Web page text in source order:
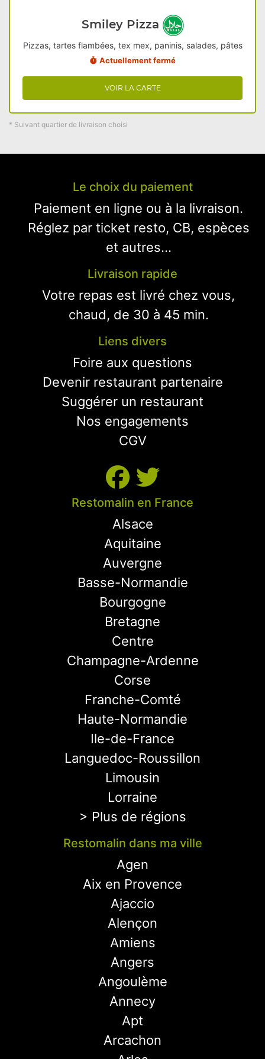
Smiley Pizza
Pizzas, tartes flambées, tex mex, paninis, salades, pâtes
Actuellement fermé
VOIR LA CARTE
* Suivant quartier de livraison choisi
Le choix du paiement
Paiement en ligne ou à la livraison.
Réglez par ticket resto, CB, espèces
et autres...
Livraison rapide
Votre repas est livré chez vous,
chaud, de 30 à 45 min.
Liens divers
Foire aux questions
Devenir restaurant partenaire
Suggérer un restaurant
Nos engagements
CGV
Restomalin en France
Alsace
Aquitaine
Auvergne
Basse-Normandie
Bourgogne
Bretagne
Centre
Champagne-Ardenne
Corse
Franche-Comté
Haute-Normandie
Ile-de-France
Languedoc-Roussillon
Limousin
Lorraine
> Plus de régions
Restomalin dans ma ville
Agen
Aix en Provence
Ajaccio
Alençon
Amiens
Angers
Angoulème
Annecy
Apt
Arcachon